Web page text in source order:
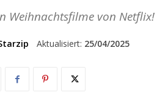
Weihnachtsfilme von Netflix!
Aktualisiert: 25/04/2025